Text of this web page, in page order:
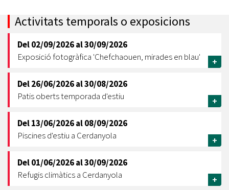
Activitats temporals o exposicions
Del02/09/2026al30/09/2026
Exposició fotogràfica 'Chefchaouen, mirades en blau'
+
Del26/06/2026al30/08/2026
Patis oberts temporada d'estiu
+
Del13/06/2026al08/09/2026
Piscines d'estiu a Cerdanyola
+
Del01/06/2026al30/09/2026
Refugis climàtics a Cerdanyola
+